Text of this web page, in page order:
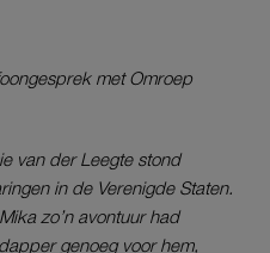
met Omroep
van der Leegte stond
in de Verenigde Staten.
zo’n avontuur had
genoeg voor hem,